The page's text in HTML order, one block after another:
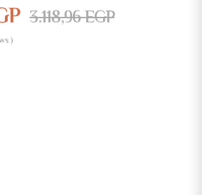
3.118,96EGP
)